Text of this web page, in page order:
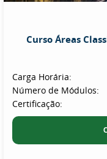
Curso Áreas
Carga Horária:
Número de Módulos:
Certificação: